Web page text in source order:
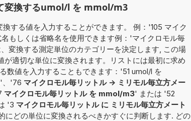
変換するumol/l を mmol/m3
する値を入力することができます。 例：'105 マイク
もしくは省略名を使用できます例：'マイクロモル毎
変換する測定単位のカテゴリーを決定します, この場
適切な単位に変換されます。リストには最初に求め
数値を入力することもできます：'51 umol/l を
、'76 マイクロモル毎リットル -> ミリモル毎立方メー
マイクロモル毎リットル を mmol/m3' または '52
'3 マイクロモル毎リットル に ミリモル毎立方メート
どの単位に変換されるべきかすぐに判断します. どの